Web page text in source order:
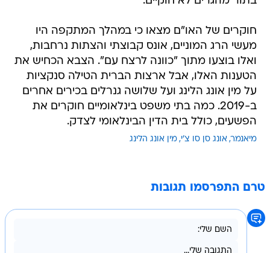
חוקרים של האו"ם מצאו כי במהלך המתקפה היו
מעשי הרג המוניים, אונס קבוצתי והצתות נרחבות,
ואלו בוצעו מתוך "כוונה לרצח עם". הצבא הכחיש את
הטענות האלו, אבל ארצות הברית הטילה סנקציות
על מין אונג הלינג ועל שלושה גנרלים בכירים אחרים
ב-2019. כמה בתי משפט בינלאומיים חוקרים את
הפשעים, כולל בית הדין הבינלאומי לצדק.
מיאנמר אונג סן סו צ'י מין אונג הלינג
טרם התפרסמו תגובות